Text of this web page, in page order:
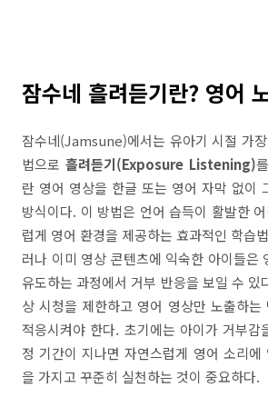
잠수네 흘려듣기란? 영어
잠수네(Jamsune)에서는 유아기 시절 가
법으로 흘려듣기(Exposure Listening)
란 영어 영상을 한글 또는 영어 자막 없이
방식이다. 이 방법은 언어 습득이 활발한
럽게 영어 환경을 제공하는 효과적인 학습
러나 이미 영상 콘텐츠에 익숙한 아이들은
유도하는 과정에서 거부 반응을 보일 수 있
상 시청을 제한하고 영어 영상만 노출하는
적응시켜야 한다. 초기에는 아이가 거부감
정 기간이 지나면 자연스럽게 영어 소리에
을 가지고 꾸준히 실천하는 것이 중요하다.